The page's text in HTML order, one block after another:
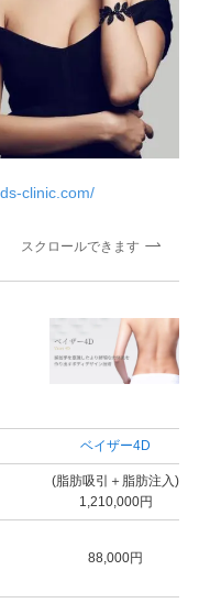
clinic.com/
スクロールできます
ベイザー4D
(脂肪吸引＋脂肪注入)
1,210,000円
88,000円